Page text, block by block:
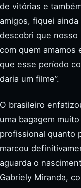
de vitórias e
amigos, fiquei
descobri que nosso
com quem amamos
que esse período
daria um filme”.
O brasileiro
uma bagagem
profissional quanto
marcou
aguarda o
Gabriely Miranda,